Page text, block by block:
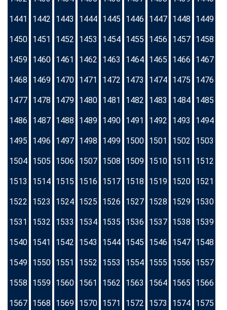
1441 1442 1443 1444 1445 1446 1447 1448 1449
1450 1451 1452 1453 1454 1455 1456 1457 1458
1459 1460 1461 1462 1463 1464 1465 1466 1467
1468 1469 1470 1471 1472 1473 1474 1475 1476
1477 1478 1479 1480 1481 1482 1483 1484 1485
1486 1487 1488 1489 1490 1491 1492 1493 1494
1495 1496 1497 1498 1499 1500 1501 1502 1503
1504 1505 1506 1507 1508 1509 1510 1511 1512
1513 1514 1515 1516 1517 1518 1519 1520 1521
1522 1523 1524 1525 1526 1527 1528 1529 1530
1531 1532 1533 1534 1535 1536 1537 1538 1539
1540 1541 1542 1543 1544 1545 1546 1547 1548
1549 1550 1551 1552 1553 1554 1555 1556 1557
1558 1559 1560 1561 1562 1563 1564 1565 1566
1567 1568 1569 1570 1571 1572 1573 1574 1575